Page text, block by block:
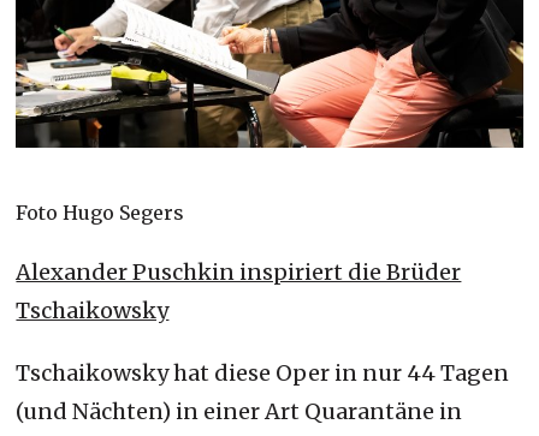
Foto Hugo Segers
Alexander Puschkin inspiriert die Brüder
Tschaikowsky
Tschaikowsky hat diese Oper in nur 44 Tagen
(und Nächten) in einer Art Quarantäne in